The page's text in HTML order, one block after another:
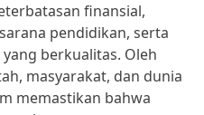
finansial,
pendidikan, serta
berkualitas. Oleh
masyarakat, dan dunia
memastikan bahwa